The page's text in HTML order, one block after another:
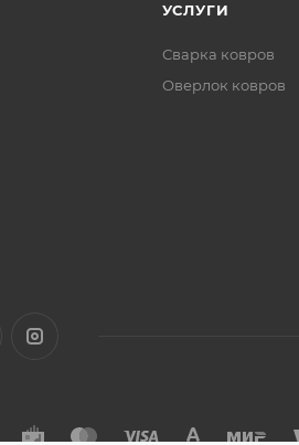
УСЛУГИ
Сварка ковров
Оверлок ковров